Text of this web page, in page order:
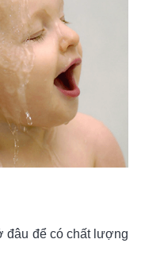
đâu để có chất lượng